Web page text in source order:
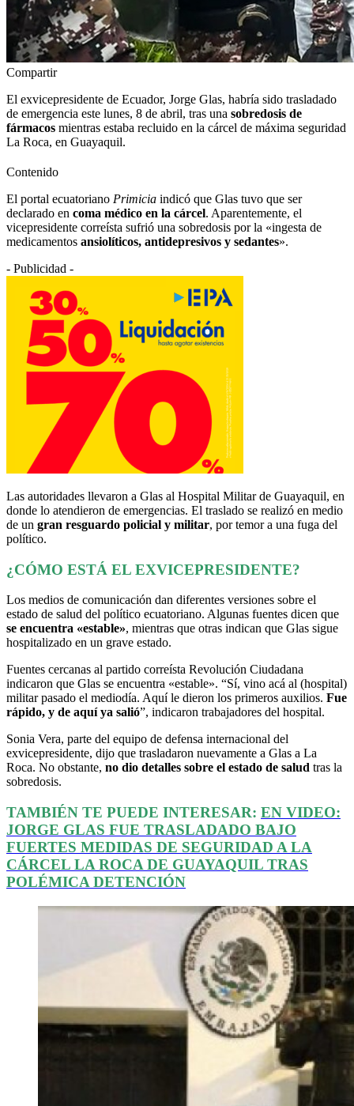
Compartir
El exvicepresidente de Ecuador, Jorge Glas, habría sido trasladado
de emergencia este lunes, 8 de abril, tras una sobredosis de
fármacos mientras estaba recluido en la cárcel de máxima seguridad
La Roca, en Guayaquil.
Contenido
El portal ecuatoriano Primicia indicó que Glas tuvo que ser
declarado en coma médico en la cárcel. Aparentemente, el
vicepresidente correísta sufrió una sobredosis por la «ingesta de
medicamentos ansiolíticos, antidepresivos y sedantes».
- Publicidad -
Las autoridades llevaron a Glas al Hospital Militar de Guayaquil, en
donde lo atendieron de emergencias. El traslado se realizó en medio
de un gran resguardo policial y militar, por temor a una fuga del
político.
¿CÓMO ESTÁ EL EXVICEPRESIDENTE?
Los medios de comunicación dan diferentes versiones sobre el
estado de salud del político ecuatoriano. Algunas fuentes dicen que
se encuentra «estable», mientras que otras indican que Glas sigue
hospitalizado en un grave estado.
Fuentes cercanas al partido correísta Revolución Ciudadana
indicaron que Glas se encuentra «estable». “Sí, vino acá al (hospital)
militar pasado el mediodía. Aquí le dieron los primeros auxilios. Fue
rápido, y de aquí ya salió”, indicaron trabajadores del hospital.
Sonia Vera, parte del equipo de defensa internacional del
exvicepresidente, dijo que trasladaron nuevamente a Glas a La
Roca. No obstante, no dio detalles sobre el estado de salud tras la
sobredosis.
TAMBIÉN TE PUEDE INTERESAR: EN VIDEO:
JORGE GLAS FUE TRASLADADO BAJO
FUERTES MEDIDAS DE SEGURIDAD A LA
CÁRCEL LA ROCA DE GUAYAQUIL TRAS
POLÉMICA DETENCIÓN